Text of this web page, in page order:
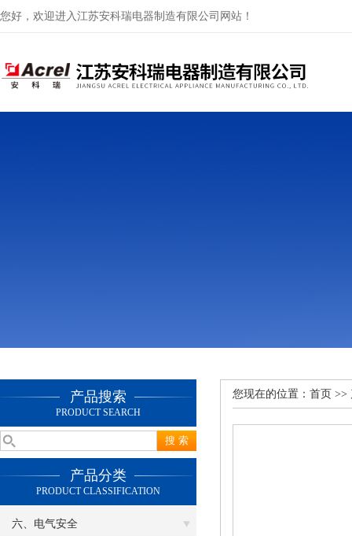
您好，欢迎进入江苏安科瑞电器制造有限公司网站！
产品搜索
PRODUCT SEARCH
产品分类
PRODUCT CLASSIFICATION
六、电气安全
您现在的位置： 首页 >>